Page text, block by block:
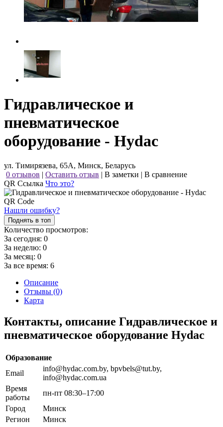
Гидравлическое и
пневматическое
оборудование - Hydac
ул. Тимирязева, 65А, Минск, Беларусь
0 отзывов | Оставить отзыв | В заметки | В сравнение
QR Ссылка Что это?
Нашли ошибку?
Поднять в топ
Количество просмотров:
За сегодня: 0
За неделю: 0
За месяц: 0
За все время: 6
Описание
Отзывы (0)
Карта
Контакты, описание Гидравлическое и
пневматическое оборудование Hydac
Образование
Email
info@hydac.com.by, bpvbels@tut.by,
info@hydac.com.ua
Время
работы
пн-пт 08:30–17:00
Город
Минск
Регион
Минск